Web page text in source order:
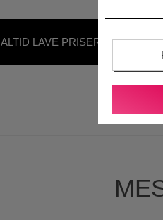
ALTID LAVE PRISER - UDEN